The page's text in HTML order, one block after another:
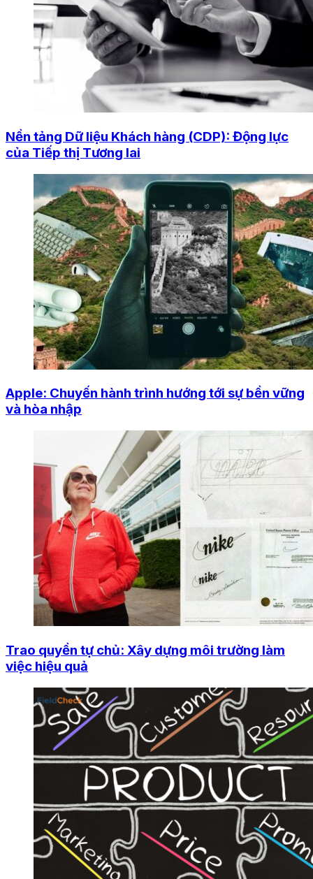
Nền tảng Dữ liệu Khách hàng (CDP): Động lực
của Tiếp thị Tương lai
Apple: Chuyến hành trình hướng tới sự bền vững
và hòa nhập
Trao quyền tự chủ: Xây dựng môi trường làm
việc hiệu quả